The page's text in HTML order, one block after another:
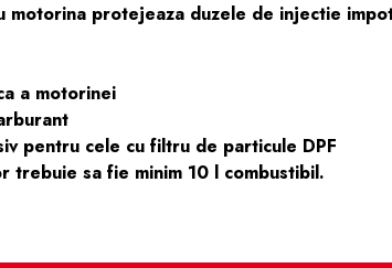
protejeaza duzele de injectie
a motorinei
pentru cele cu filtru de particule DPF
sa fie minim 10 l combustibil.